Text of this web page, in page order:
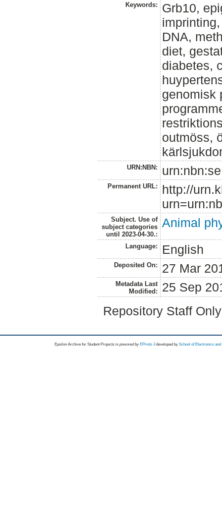
Keywords:
Grb10,
DNA,
diet,
diabetes,
genomisk
outmöss,
URN:NBN:
Permanent URL:
http://
Subject. Use of
subject categories
until 2023-04-30.:
Animal
Language: English
Deposited On: 27 Mar
Metadata Last
Modified:
25 Sep
Repository Staff
Epsilon Archive for Student Projects is powored byEPrints 3 developed by School of Electronics